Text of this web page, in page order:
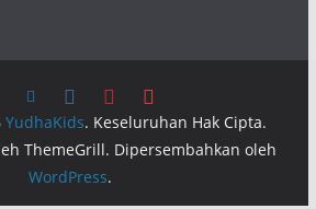
YudhaKids. Keseluruhan Hak Cipta.
ThemeGrill. Dipersembahkan oleh
WordPress.